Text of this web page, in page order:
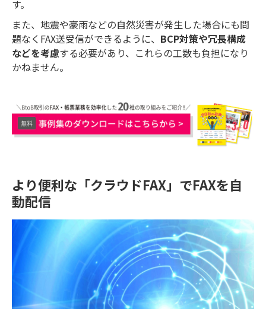
す。
また、地震や豪雨などの自然災害が発生した場合にも問
題なくFAX送受信ができるように、 BCP対策や冗長構成
などを考慮する必要があり、これらの工数も負担になり
かねません。
より便利な「クラウドFAX」でFAXを自
動配信